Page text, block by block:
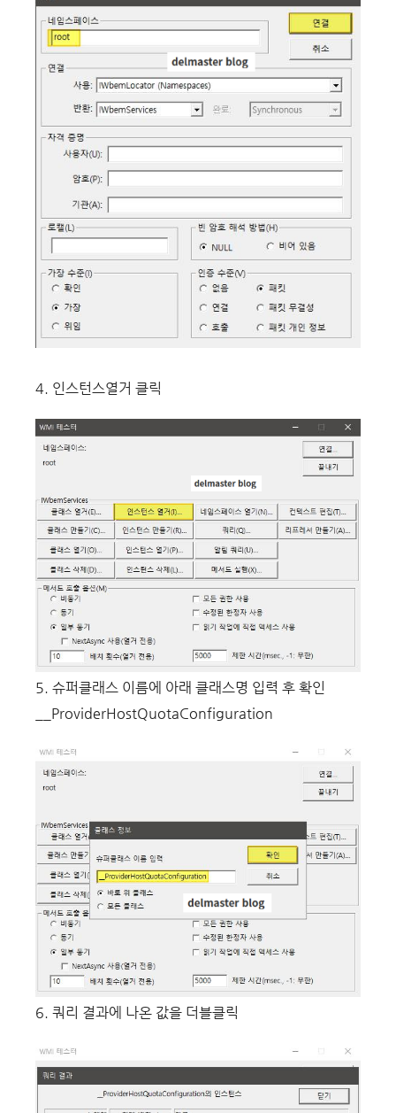
4. 인스턴스열거 클릭
5. 슈퍼클래스 이름에 아래 클래스명 입력 후 확인
__ProviderHostQuotaConfiguration
6. 쿼리 결과에 나온 값을 더블클릭